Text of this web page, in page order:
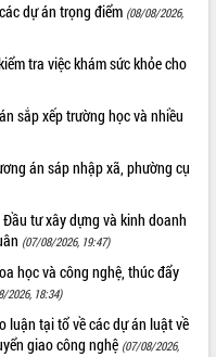
dự án trọng điểm (08/08/2026,
tra việc khám sức khỏe cho
sắp xếp trường học và nhiều
án sáp nhập xã, phường cụ
tư xây dựng và kinh doanh
(07/08/2026, 19:47)
học và công nghệ, thúc đẩy
2026, 18:34)
luận tại tổ về các dự án luật về
giao công nghệ (07/08/2026,